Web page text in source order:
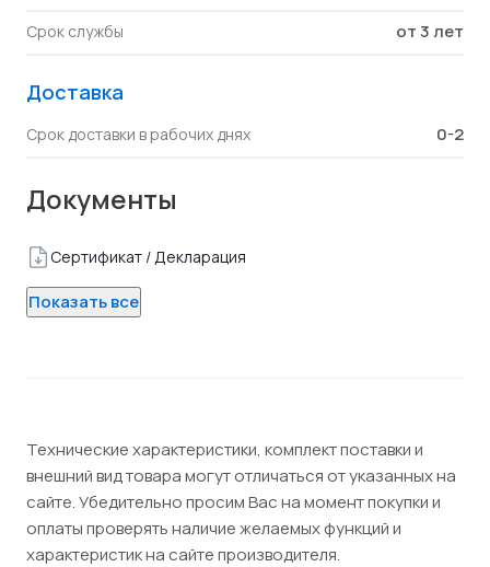
Срок службы от 3 лет
Доставка
Срок доставки в рабочих днях 0-2
Документы
Сертификат / Декларация
Показать все
Технические характеристики, комплект поставки и
внешний вид товара могут отличаться от указанных на
сайте. Убедительно просим Вас на момент покупки и
оплаты проверять наличие желаемых функций и
характеристик на сайте производителя.